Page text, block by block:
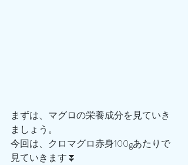
まずは、マグロの栄養成分を見ていき
ましょう。
今回は、クロマグロ赤身100gあたりで
見ていきます⏬